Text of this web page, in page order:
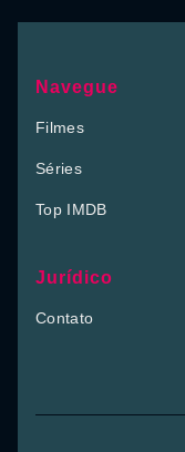
Navegue
Filmes
Séries
Top IMDB
Jurídico
Contato